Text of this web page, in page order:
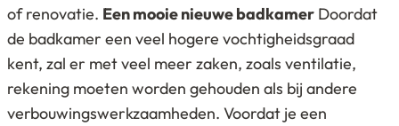
of renovatie. Een mooie nieuwe badkamer Doordat
de badkamer een veel hogere vochtigheidsgraad
kent, zal er met veel meer zaken, zoals ventilatie,
rekening moeten worden gehouden als bij andere
verbouwingswerkzaamheden. Voordat je een